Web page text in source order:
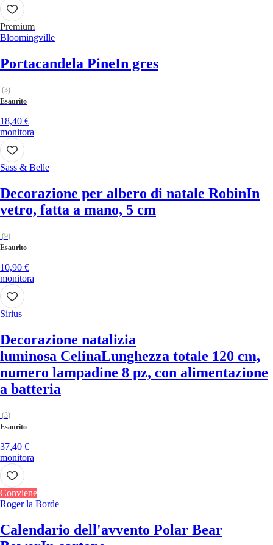
Premium
Bloomingville
Portacandela PineIn gres
(3)
Esaurito
18,40 €
monitora
Sass & Belle
Decorazione per albero di natale RobinIn
vetro, fatta a mano, 5 cm
(9)
Esaurito
10,90 €
monitora
Sirius
Decorazione natalizia
luminosa CelinaLunghezza totale 120 cm,
numero lampadine 8 pz, con alimentazione
a batteria
(3)
Esaurito
37,40 €
monitora
Conviene
Roger la Borde
Calendario dell'avvento Polar Bear